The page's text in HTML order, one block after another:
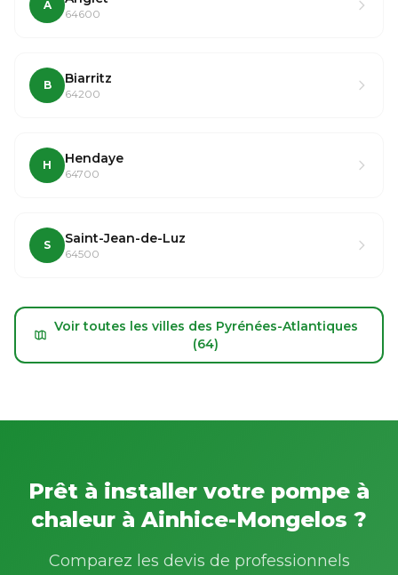
A
64600
B Biarritz
64200
H Hendaye
64700
S Saint-Jean-de-Luz
64500
Voir toutes les villes des Pyrénées-Atlantiques
(64)
Prêt à installer votre pompe à
chaleur à Ainhice-Mongelos ?
Comparez les devis de professionnels